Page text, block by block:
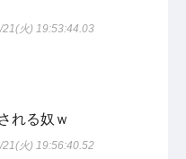
21(火) 19:53:44.03
れる奴ｗ
21(火) 19:56:40.52